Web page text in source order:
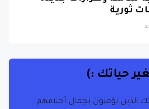
ثورية
حياتك :)
الذين يؤمنون بجمال أحلامهم.